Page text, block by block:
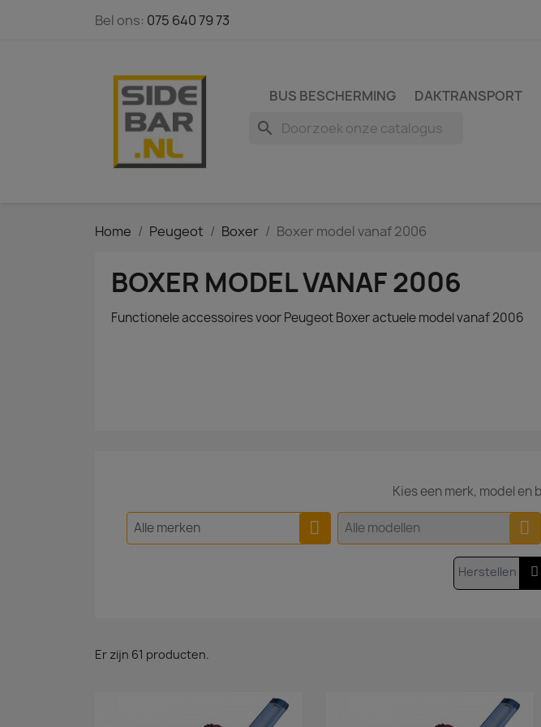
Bel ons: 075 640 79 73
BUS BESCHERMING DAKTRANSPORT
search
Home Peugeot Boxer Boxer model vanaf 2006
BOXER MODEL VANAF 2006
Functionele accessoires voor Peugeot Boxer actuele model vanaf 2006
Kies een merk, model en
Alle merken Alle modellen
Herstellen
Er zijn 61 producten.